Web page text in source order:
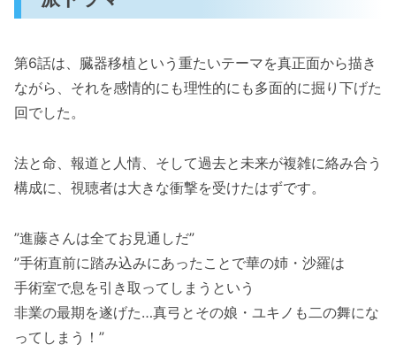
第6話は、臓器移植という重たいテーマを真正面から描き
ながら、それを感情的にも理性的にも多面的に掘り下げた
回でした。
法と命、報道と人情、そして過去と未来が複雑に絡み合う
構成に、視聴者は大きな衝撃を受けたはずです。
”進藤さんは全てお見通しだ”
”手術直前に踏み込みにあったことで華の姉・沙羅は
手術室で息を引き取ってしまうという
非業の最期を遂げた…真弓とその娘・ユキノも二の舞にな
ってしまう！”